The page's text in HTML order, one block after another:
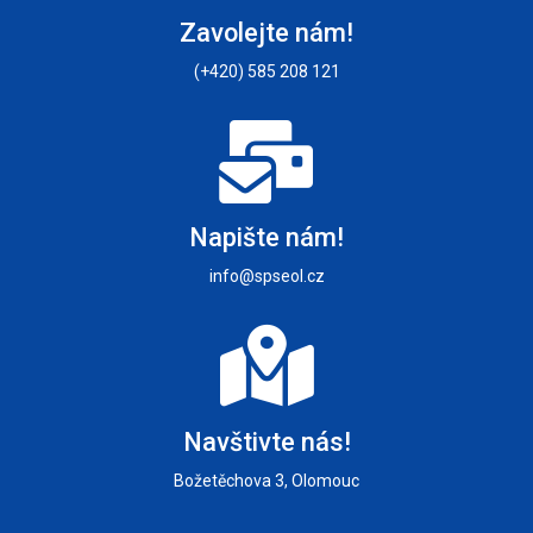
Zavolejte nám!
(+420) 585 208 121
Napište nám!
info@spseol.cz
Navštivte nás!
Božetěchova 3, Olomouc